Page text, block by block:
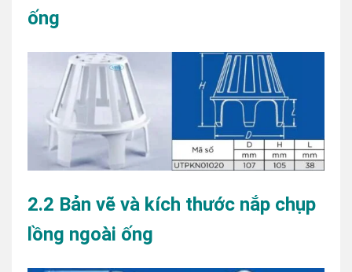
ống
2.2 Bản vẽ và kích thước nắp chụp
lồng ngoài ống